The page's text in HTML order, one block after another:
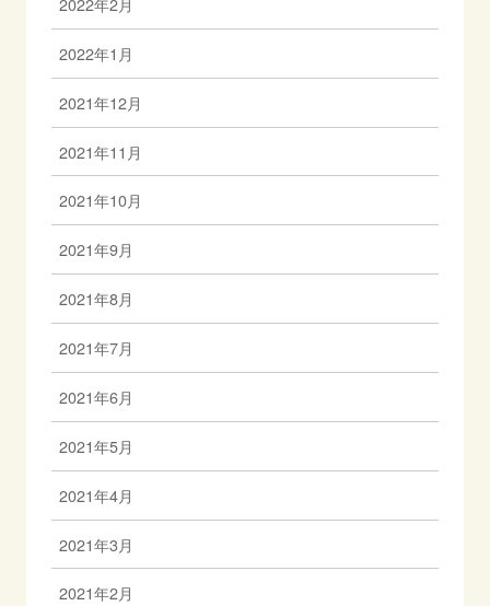
2022年1月
2021年12月
2021年11月
2021年10月
2021年9月
2021年8月
2021年7月
2021年6月
2021年5月
2021年4月
2021年3月
2021年2月